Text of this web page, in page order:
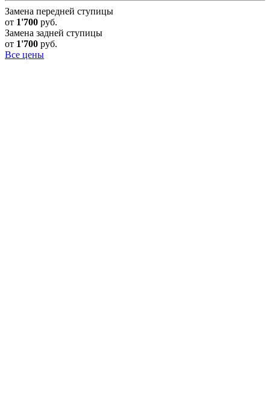
Замена передней ступицы
от 1'700 руб.
Замена задней ступицы
от 1'700 руб.
Все цены